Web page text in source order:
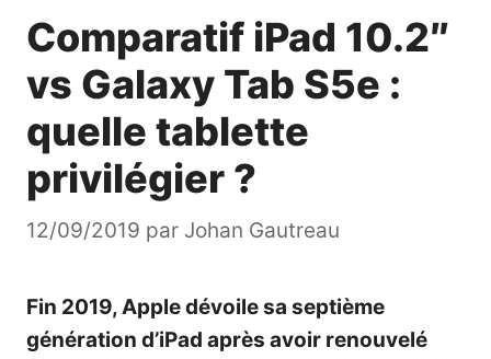
Comparatif iPad 10.2″
vs Galaxy Tab S5e :
quelle tablette
privilégier ?
12/09/2019 par Johan Gautreau
Fin 2019, Apple dévoile sa septième
génération d’iPad après avoir renouvelé